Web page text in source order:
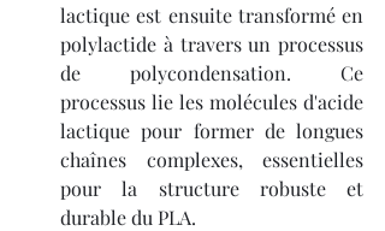
lactique est ensuite transformé en
polylactide à travers un processus
de polycondensation. Ce
processus lie les molécules d'acide
lactique pour former de longues
chaînes complexes, essentielles
pour la structure robuste et
durable du PLA.